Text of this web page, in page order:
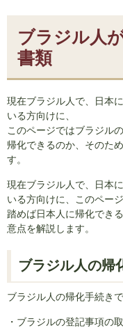
ブラジル人
書類
現在ブラジル人で、日本
いる方向けに、
このページではブラジル
帰化できるのか、そのた
す。
現在ブラジル人で、日本
いる方向けに、このペー
踏めば日本人に帰化でき
意点を解説します。
ブラジル人の帰
ブラジル人の帰化手続き
・ブラジルの登記事項の